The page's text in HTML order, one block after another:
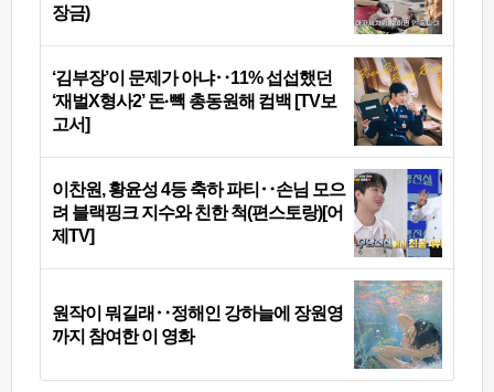
장금)
‘김부장’이 문제가 아냐‥11% 섭섭했던
‘재벌X형사2’ 돈·빽 총동원해 컴백 [TV보
고서]
이찬원, 황윤성 4등 축하 파티‥손님 모으
려 블랙핑크 지수와 친한 척(편스토랑)[어
제TV]
원작이 뭐길래‥정해인 강하늘에 장원영
까지 참여한 이 영화